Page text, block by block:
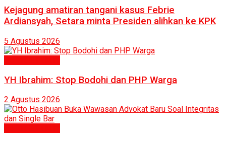
Kejagung amatiran tangani kasus Febrie
Ardiansyah, Setara minta Presiden alihkan ke KPK
5 Agustus 2026
YH Ibrahim: Stop Bodohi dan PHP Warga
2 Agustus 2026